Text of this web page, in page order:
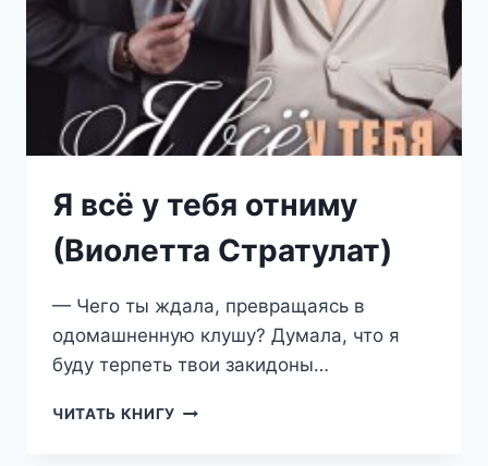
Я всё у тебя отниму
(Виолетта Стратулат)
— Чего ты ждала, превращаясь в
одомашненную клушу? Думала, что я
буду терпеть твои закидоны…
ЧИТАТЬ КНИГУ Я